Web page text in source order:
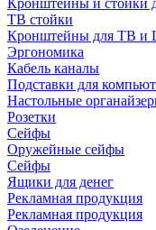
Кронштейны и стойки
ТВ стойки
Кронштейны для ТВ и
Эргономика
Кабель каналы
Подставки для
Настольные
Розетки
Сейфы
Оружейные сейфы
Сейфы
Ящики для денег
Рекламная продукция
Рекламная продукция